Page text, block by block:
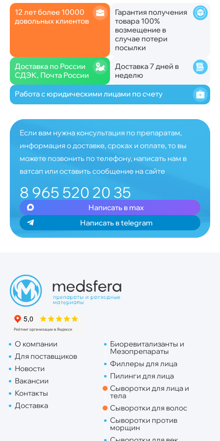
12 лет более 10000
довольных клиентов
Гарантия получения
товара 100%
возмещение в
случае потери
посылки
Доставка по России
СДЭК, Почта России
Доставка 7 дней в
неделю
Работа с юридическими лицами по счету
Если вам нужна консультация по препаратам,
информация о доставке, сроках и оплате, то вы
можете позвонить по телефону, написать нам в
ватсап или оставить сообщение на сайте
8 965 520 20 35
Написать в max
Написать в telegram
О компании
Для поставщиков
Новости
Вакансии
Контакты
Доставка
Биоревитализанты и
Мезопрепараты
Филлеры для лица
Пилинги для лица
Сыворотки для лица и
тела
Сыворотки для волос
Сыворотки против
морщин